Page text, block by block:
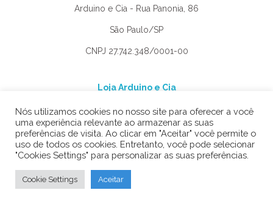
Arduino e Cia - Rua Panonia, 86
São Paulo/SP
CNPJ 27.742.348/0001-00
Loja Arduino e Cia
Blog Arduino e Cia
Fale conosco
Nós utilizamos cookies no nosso site para oferecer a você
uma experiência relevante ao armazenar as suas
preferências de visita. Ao clicar em "Aceitar" você permite o
uso de todos os cookies. Entretanto, você pode selecionar
"Cookies Settings" para personalizar as suas preferências.
Cookie Settings Aceitar